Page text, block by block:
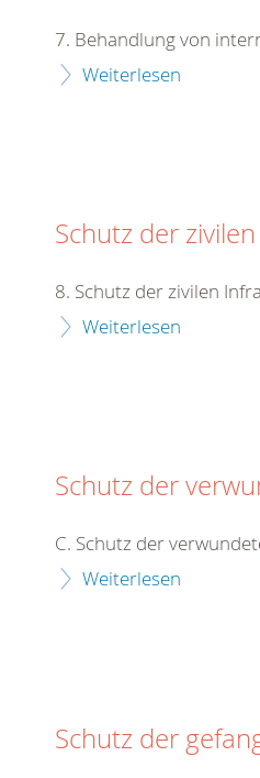
7. Behandlung von
Weiterlesen
Schutz der
8. Schutz der zivilen
Weiterlesen
Schutz der
C. Schutz der
Weiterlesen
Schutz der